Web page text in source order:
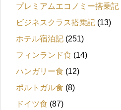
プレミアムエコノミー搭乗記
ビジネスクラス搭乗記 (13)
ホテル宿泊記 (251)
フィンランド食 (14)
ハンガリー食 (12)
ポルトガル食 (8)
ドイツ食 (87)